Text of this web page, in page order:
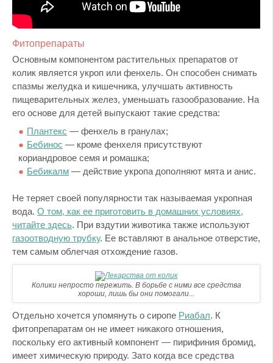
Фитопрепараты
Основным компонентом растительных препаратов от
колик является укроп или фенхель. Он способен снимать
спазмы желудка и кишечника, улучшать активность
пищеварительных желез, уменьшать газообразование. На
его основе для детей выпускают такие средства:
Плантекс — фенхель в гранулах;
Бебинос — кроме фенхеля присутствуют
кориандровое семя и ромашка;
Бебикалм — действие укропа дополняют мята и анис.
Не теряет своей популярности так называемая укропная
вода. О том, как ее приготовить в домашних условиях,
читайте здесь. При вздутии животика также используют
газоотводную трубку. Ее вставляют в анальное отверстие,
тем самым облегчая отхождение газов.
Колики непросто пережить. В борьбе с ними все средства
хороши, лишь бы они помогали...
Отдельно хочется упомянуть о сиропе Риабал. К
фитопрепаратам он не имеет никакого отношения,
поскольку его активный компонент — пирифиния бромид,
имеет химическую природу. Зато когда все средства